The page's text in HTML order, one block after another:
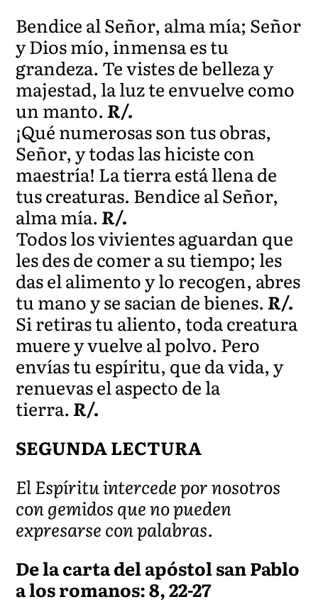
Bendice al Señor, alma mía; Señor
y Dios mío, inmensa es tu
grandeza. Te vistes de belleza y
majestad, la luz te envuelve como
un manto.R/.
¡Qué numerosas son tus obras,
Señor, y todas las hiciste con
maestría! La tierra está llena de
tus creaturas. Bendice al Señor,
alma mía.R/.
Todos los vivientes aguardan que
les des de comer a su tiempo; les
das el alimento y lo recogen, abres
tu mano y se sacian de bienes.R/.
Si retiras tu aliento, toda creatura
muere y vuelve al polvo. Pero
envías tu espíritu, que da vida, y
renuevas el aspecto de la
tierra.R/.
SEGUNDA LECTURA
El Espíritu intercede por nosotros
con gemidos que no pueden
expresarse con palabras.
De la carta del apóstol san Pablo
a los romanos: 8, 22-27